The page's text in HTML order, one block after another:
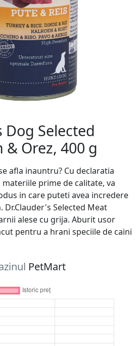
Dog Selected
& Orez, 400 g
afla inauntru? Cu declaratia
materiile prime de calitate, va
in care puteti avea incredere
Selected Meat
alese cu grija. Aburit usor
pentru a hrani speciile de caini
PetMart